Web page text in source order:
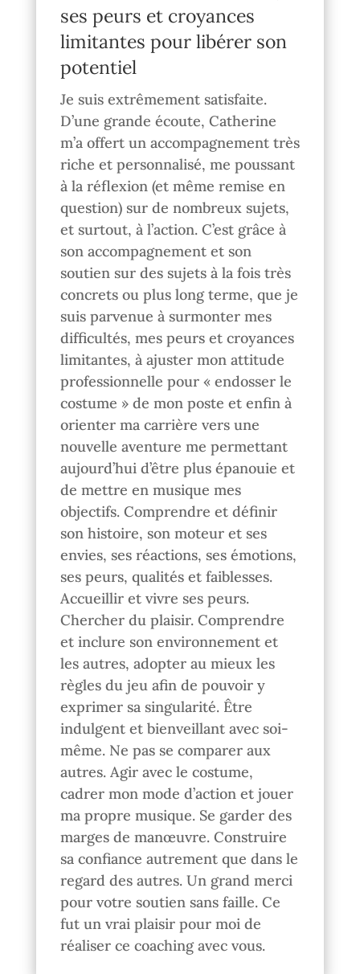
ses peurs et croyances
limitantes pour libérer son
potentiel
Je suis extrêmement satisfaite.
D’une grande écoute, Catherine
m’a offert un accompagnement très
riche et personnalisé, me poussant
à la réflexion (et même remise en
question) sur de nombreux sujets,
et surtout, à l’action. C’est grâce à
son accompagnement et son
soutien sur des sujets à la fois très
concrets ou plus long terme, que je
suis parvenue à surmonter mes
difficultés, mes peurs et croyances
limitantes, à ajuster mon attitude
professionnelle pour « endosser le
costume » de mon poste et enfin à
orienter ma carrière vers une
nouvelle aventure me permettant
aujourd’hui d’être plus épanouie et
de mettre en musique mes
objectifs. Comprendre et définir
son histoire, son moteur et ses
envies, ses réactions, ses émotions,
ses peurs, qualités et faiblesses.
Accueillir et vivre ses peurs.
Chercher du plaisir. Comprendre
et inclure son environnement et
les autres, adopter au mieux les
règles du jeu afin de pouvoir y
exprimer sa singularité. Être
indulgent et bienveillant avec soi-
même. Ne pas se comparer aux
autres. Agir avec le costume,
cadrer mon mode d’action et jouer
ma propre musique. Se garder des
marges de manœuvre. Construire
sa confiance autrement que dans le
regard des autres. Un grand merci
pour votre soutien sans faille. Ce
fut un vrai plaisir pour moi de
réaliser ce coaching avec vous.